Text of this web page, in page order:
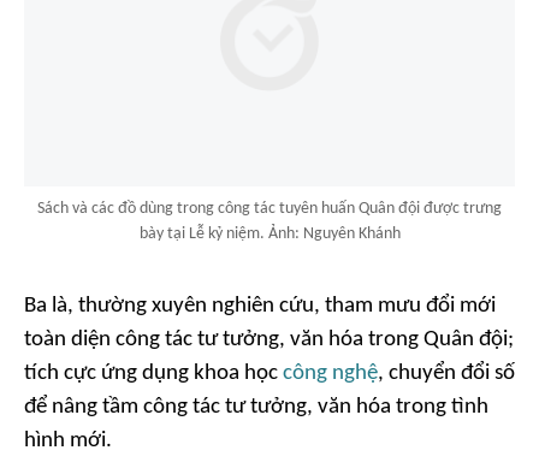
Sách và các đồ dùng trong công tác tuyên huấn Quân đội được trưng
bày tại Lễ kỷ niệm. Ảnh: Nguyên Khánh
Ba là, thường xuyên nghiên cứu, tham mưu đổi mới
toàn diện công tác tư tưởng, văn hóa trong Quân đội;
tích cực ứng dụng khoa học công nghệ, chuyển đổi số
để nâng tầm công tác tư tưởng, văn hóa trong tình
hình mới.